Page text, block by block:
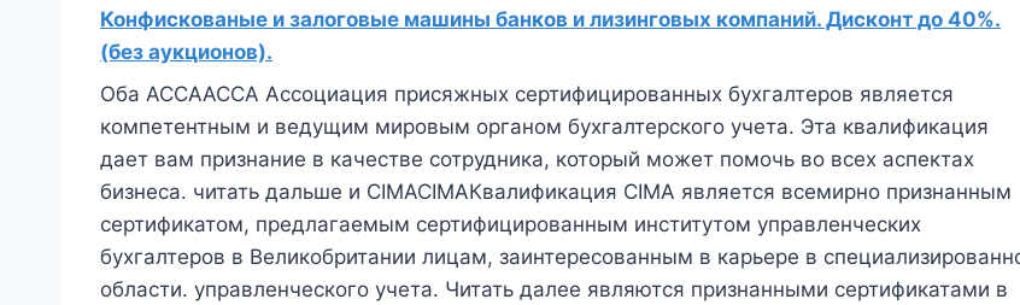
Конфискованые и залоговые машины банков и лизинговых компаний. Дисконт до 40%.
(без аукционов).
Оба ACCAACCA Ассоциация присяжных сертифицированных бухгалтеров является
компетентным и ведущим мировым органом бухгалтерского учета. Эта квалификация
дает вам признание в качестве сотрудника, который может помочь во всех аспектах
бизнеса. читать дальше и CIMACIMAКвалификация CIMA является всемирно признанным
сертификатом, предлагаемым сертифицированным институтом управленческих
бухгалтеров в Великобритании лицам, заинтересованным в карьере в
области. управленческого учета. Читать далее являются признанными сертификатами в